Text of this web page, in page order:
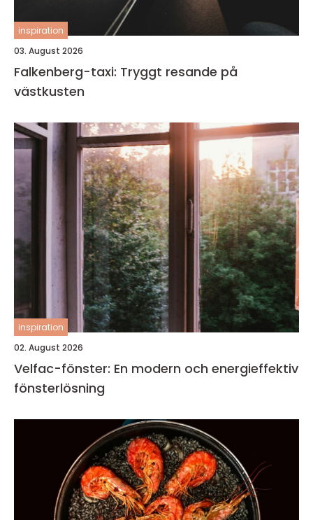
inspiration
03. August 2026
Falkenberg-taxi: Tryggt resande på
västkusten
inspiration
02. August 2026
Velfac-fönster: En modern och energieffektiv
fönsterlösning